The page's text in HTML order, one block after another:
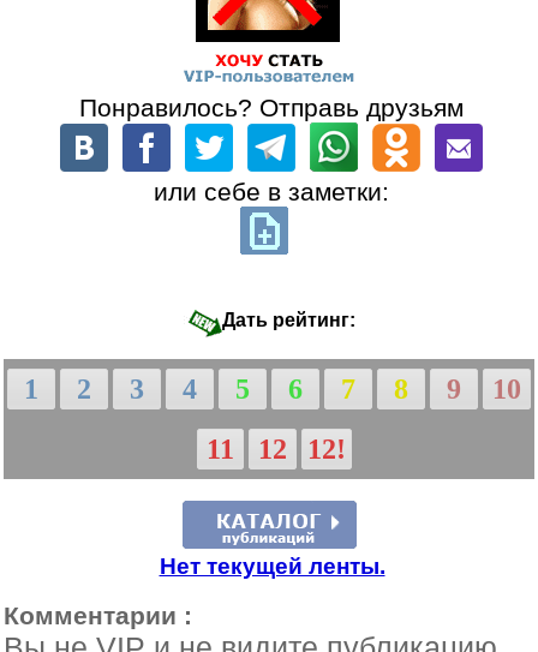
Понравилось? Отправь друзьям
или себе в заметки:
Дать рейтинг:
1 2 3 4 5 6 7 8 9
10
11
12 12!
Нет текущей ленты.
Комментарии :